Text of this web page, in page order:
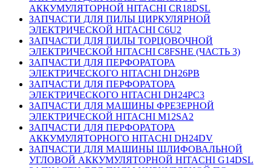
АККУМУЛЯТОРНОЙ HITACHI CR18DSL
ЗАПЧАСТИ ДЛЯ ПИЛЫ ЦИРКУЛЯРНОЙ
ЭЛЕКТРИЧЕСКОЙ HITACHI C6U2
ЗАПЧАСТИ ДЛЯ ПИЛЫ ТОРЦОВОЧНОЙ
ЭЛЕКТРИЧЕСКОЙ HITACHI C8FSHE (ЧАСТЬ 3)
ЗАПЧАСТИ ДЛЯ ПЕРФОРАТОРА
ЭЛЕКТРИЧЕСКОГО HITACHI DH26PB
ЗАПЧАСТИ ДЛЯ ПЕРФОРАТОРА
ЭЛЕКТРИЧЕСКОГО HITACHI DH24PC3
ЗАПЧАСТИ ДЛЯ МАШИНЫ ФРЕЗЕРНОЙ
ЭЛЕКТРИЧЕСКОЙ HITACHI M12SA2
ЗАПЧАСТИ ДЛЯ ПЕРФОРАТОРА
АККУМУЛЯТОРНОГО HITACHI DH24DV
ЗАПЧАСТИ ДЛЯ МАШИНЫ ШЛИФОВАЛЬНОЙ
УГЛОВОЙ АККУМУЛЯТОРНОЙ HITACHI G14DSL